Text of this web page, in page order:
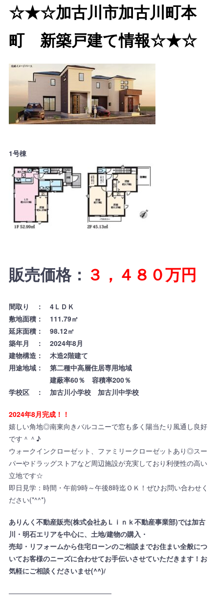
☆★☆加古川市加古川町本
町 新築戸建て情報☆★☆
1号棟
販売価格： ３，４８０万円
間取り ： 4ＬＤＫ
敷地面積： 111.79㎡
延床面積： 98.12㎡
築年月 ： 2024年8月
建物構造： 木造2階建て
用途地域： 第二種中高層住居専用地域
建蔽率60％ 容積率200％
学校区 ： 加古川小学校 加古川中学校
2024年8月完成！！
嬉しい角地◎南東向きバルコニーで窓も多く陽当たり風通し良好
です＾＾♪
ウォークインクローゼット、ファミリークローゼットあり◎スー
パーやドラッグストアなど周辺施設が充実しており利便性の高い
立地です☆
即日見学：時間・午前9時～午後8時迄ＯＫ！ぜひお問い合わせく
ださい(*^^*)
ありんく不動産販売(株式会社あＬｉｎｋ不動産事業部)では加古
川・明石エリアを中心に、土地/建物の購入・
売却・リフォームから住宅ローンのご相談までお住まい全般につ
いてお客様のニーズに合わせてお手伝いさせていただきます！お
気軽にご相談くださいませ(^^)/
———————————————